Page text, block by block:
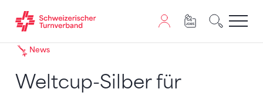
Zum Inhalt springen
Zur Sitemap navigieren
Zum Navigieren dieser Seite wird JavaScript benötigt.
News
Weltcup-Silber für